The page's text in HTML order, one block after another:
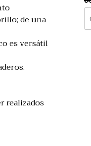
de una
es versátil
realizados